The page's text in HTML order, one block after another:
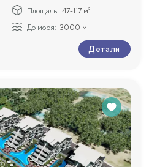
Площадь: 47-117 м²
До моря: 3000 м
Детали